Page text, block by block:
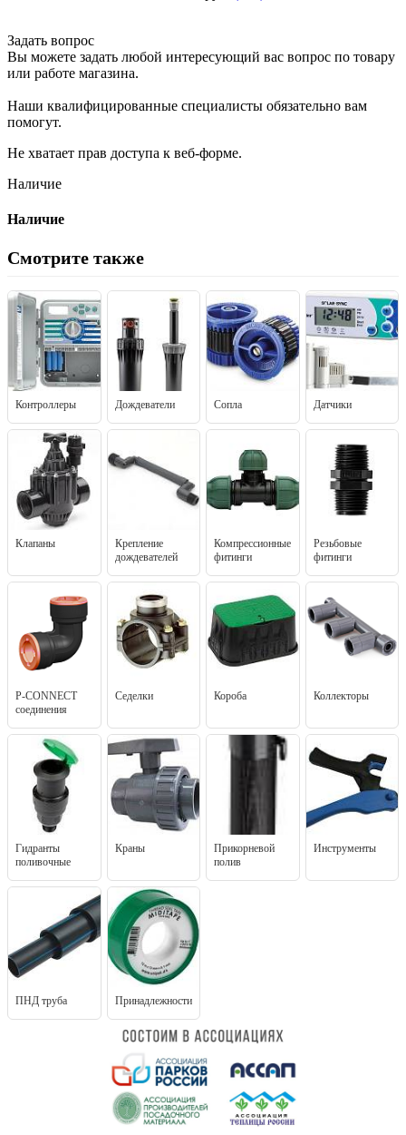
Задать вопрос
Вы можете задать любой интересующий вас вопрос по товару
или работе магазина.
Наши квалифицированные специалисты обязательно вам
помогут.
Не хватает прав доступа к веб-форме.
Наличие
Наличие
Смотрите также
Контроллеры Дождеватели Сопла Датчики
Клапаны
Крепление
дождевателей
Компрессионные
фитинги
Резьбовые
фитинги
P-CONNECT
соединения
Седелки Короба Коллекторы
Гидранты
поливочные
Краны
Прикорневой
полив
Инструменты
ПНД труба Принадлежности